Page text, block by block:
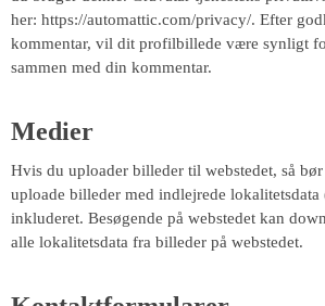
her: https://automattic.com/privacy/. Efter
kommentar, vil dit profilbillede være synligt
sammen med din kommentar.
Medier
Hvis du uploader billeder til webstedet, så
uploade billeder med indlejrede lokalitetsdata
inkluderet. Besøgende på webstedet kan
alle lokalitetsdata fra billeder på webstedet.